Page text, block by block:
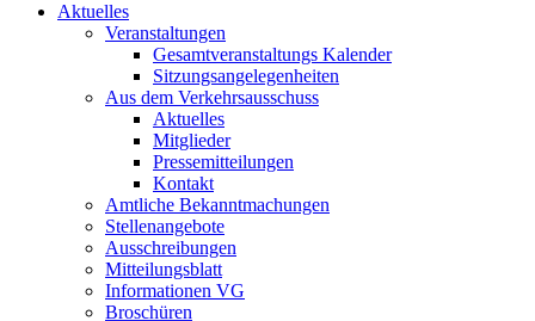
Aktuelles
Veranstaltungen
Gesamtveranstaltungs Kalender
Sitzungsangelegenheiten
Aus dem Verkehrsausschuss
Aktuelles
Mitglieder
Pressemitteilungen
Kontakt
Amtliche Bekanntmachungen
Stellenangebote
Ausschreibungen
Mitteilungsblatt
Informationen VG
Broschüren